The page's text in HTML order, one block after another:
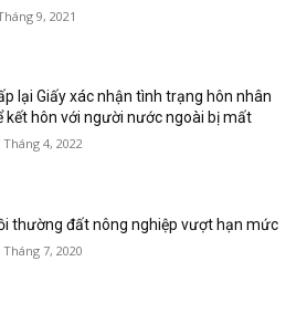
9, 2021
lại Giấy xác nhận tình trạng hôn nhân
kết hôn với người nước ngoài bị mất
Tháng 4, 2022
thường đất nông nghiệp vượt hạn mức
Tháng 7, 2020